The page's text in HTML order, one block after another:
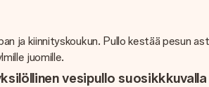
ja kiinnityskoukun. Pullo kestää pesun
juomille.
vesipullo